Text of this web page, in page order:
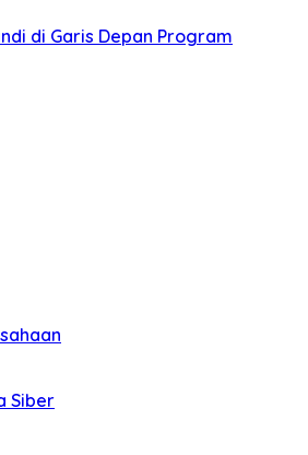
di Garis Depan Program
Siber